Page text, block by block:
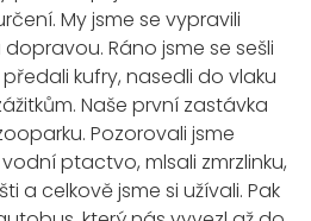
My jsme se vypravili
Ráno jsme se sešli
kufry, nasedli do vlaku
Naše první zastávka
Pozorovali jsme
ptactvo, mlsali zmrzlinku,
a celkově jsme si užívali. Pak